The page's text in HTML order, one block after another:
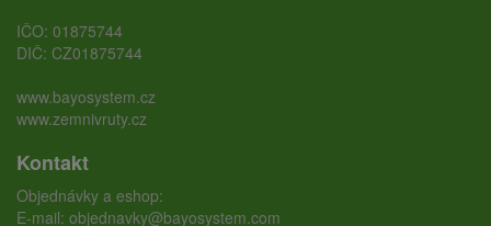
IČO: 01875744
DIČ: CZ01875744
www.bayosystem.cz
www.zemnivruty.cz
Kontakt
Objednávky a eshop:
E-mail: objednavky@bayosystem.com